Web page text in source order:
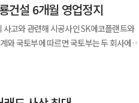
중한 접근을 택하고 있다”고 말했다.
출에 총부채원리금상환비율(DSR)을
면 전세 시장은 더 경직될 수 있다는
제도로 꼭 필요한 지역에만 예외적으로
치 협력 구조를 무시한 처사”라고
”고 주장했다. 이들은 정부에
체 구성 △현장 목소리를 반영한 규제
건설 6개월 영업정지
고와 관련해 시공사인 SK에코플랜트와
지난해 4월 30일
송치했다. 해당 공사는 SK에코플랜트와